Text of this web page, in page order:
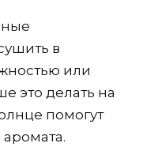
в
или
это делать на
помогут
аромата.